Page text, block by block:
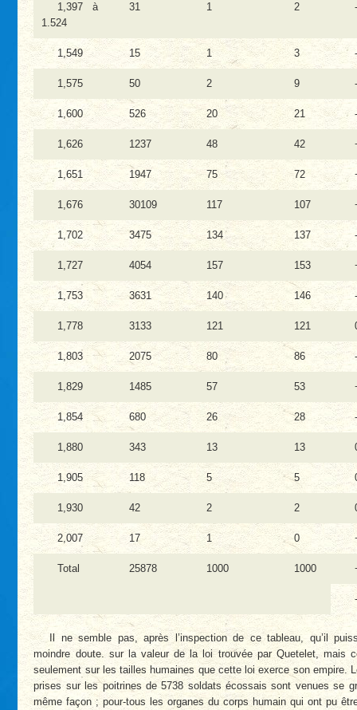
1,397 à
1.524
31 1 2
1,549 15 1 3
1,575 50 2 9
1,600 526 20 21
1,626 1237 48 42
1,651 1947 75 72
1,676 30109 117 107
1,702 3475 134 137
1,727 4054 157 153
1,753 3631 140 146
1,778 3133 121 121
1,803 2075 80 86
1,829 1485 57 53
1,854 680 26 28
1,880 343 13 13
1,905 118 5 5
1,930 42 2 2
2,007 17 1 0
Total 25878 1000 1000
Il ne semble pas, après l’inspection de ce tableau, qu’il
moindre doute. sur la valeur de la loi trouvée par Quetelet, mais
seulement sur les tailles humaines que cette loi exerce son empire.
prises sur les poitrines de 5738 soldats écossais sont venues se
même façon ; pour-tous les organes du corps humain qui ont pu